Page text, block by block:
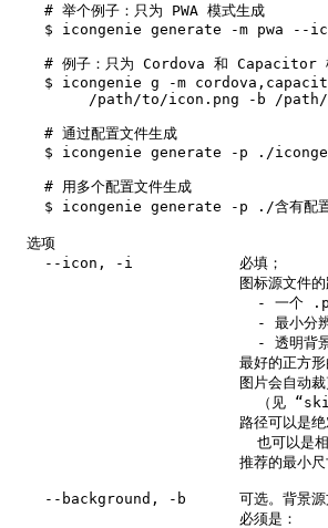
    # 举个例子：只为 PWA 模式生成
$ icongenie generate -m pwa --
# 例子：只为 Cordova 和 Capacitor
$ icongenie g -m
/path/to/icon.png -b /
    # 通过配置文件生成
$ icongenie generate -p ./
    # 用多个配置文件生成
$ icongenie generate -p ./含有配置
  选项
    --icon, -i            必填；
图标源文件的
- 一个
- 最小分辨
- 透明背
最好的正方形的
图片会自动裁
（见
路径可以是绝
也可以是相
推荐的最小
--background, -b      可选。背景源
                          必须是：